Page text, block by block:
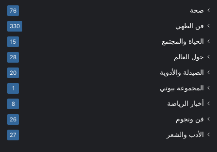
صحة 76
فن الطهي 330
الحياة والمجتمع 15
حول العالم 28
الصيدلة والأدوية 20
المجموعة بيوتي 1
أخبار الرياضة 8
فن ونجوم 26
الأدب والشعر 27